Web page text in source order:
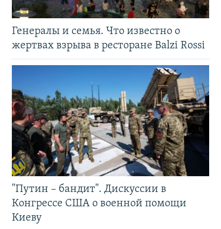
Генералы и семья. Что известно о
жертвах взрыва в ресторане Balzi Rossi
"Путин – бандит". Дискуссии в
Конгрессе США о военной помощи
Киеву